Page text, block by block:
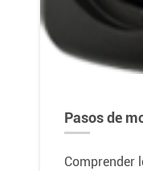
Pasos de
Comprender